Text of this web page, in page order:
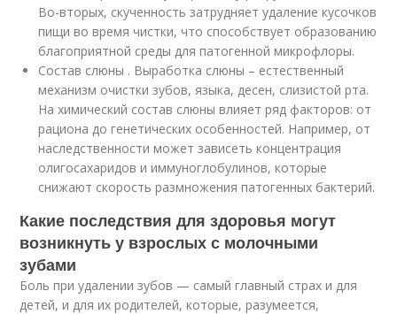
Во-вторых, скученность затрудняет удаление кусочков
пищи во время чистки, что способствует образованию
благоприятной среды для патогенной микрофлоры.
Состав слюны . Выработка слюны – естественный
механизм очистки зубов, языка, десен, слизистой рта.
На химический состав слюны влияет ряд факторов: от
рациона до генетических особенностей. Например, от
наследственности может зависеть концентрация
олигосахаридов и иммуноглобулинов, которые
снижают скорость размножения патогенных бактерий.
Какие последствия для здоровья могут
возникнуть у взрослых с молочными
зубами
Боль при удалении зубов — самый главный страх и для
детей, и для их родителей, которые, разумеется,